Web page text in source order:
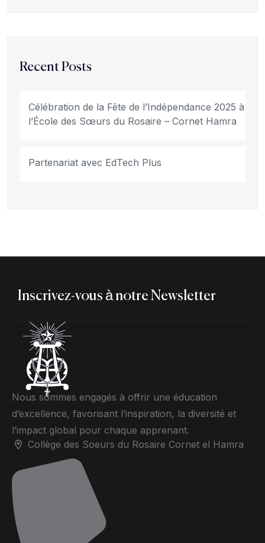
Recent Posts
Célébration de la Fête de l’Indépendance 2025 à
l’École des Sœurs du Rosaire – Cornet Hamra
Partenariat avec EdTech Plus
Inscrivez-vous à notre Newsletter
Nous sommes engagés à offrir une éducation
d’excellence, favorisant l’inspiration, la diversité et
l’impact global pour chaque apprenant.
Collège des Soeurs du Rosaire Cornet el Hamra